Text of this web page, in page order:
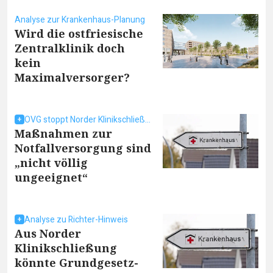
Analyse zur Krankenhaus-Planung
Wird die ostfriesische
Zentralklinik doch
kein
Maximalversorger?
OVG stoppt Norder Klinikschließung nicht
Maßnahmen zur
Notfallversorgung sind
„nicht völlig
ungeeignet“
Analyse zu Richter-Hinweis
Aus Norder
Klinikschließung
könnte Grundgesetz-